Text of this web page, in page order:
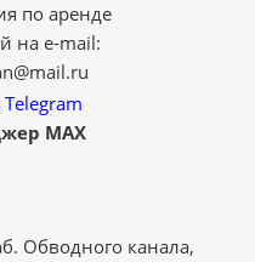
по аренде
на e-mail:
MAX
Обводного канала,